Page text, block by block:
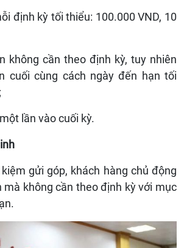
định kỳ tối thiểu: 100.000 VND, 10
không cần theo định kỳ, tuy nhiên
cuối cùng cách ngày đến hạn tối
lần vào cuối kỳ.
gửi góp, khách hàng chủ động
mà không cần theo định kỳ với mục